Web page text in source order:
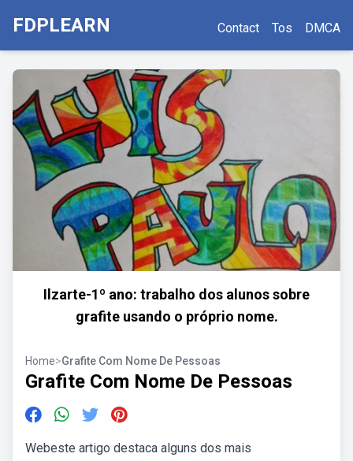
FDPLEARN Contact Tos DMCA
Ilzarte-1º ano: trabalho dos alunos sobre
grafite usando o próprio nome.
Home>Grafite Com Nome De Pessoas
Grafite Com Nome De Pessoas
Webeste artigo destaca alguns dos mais